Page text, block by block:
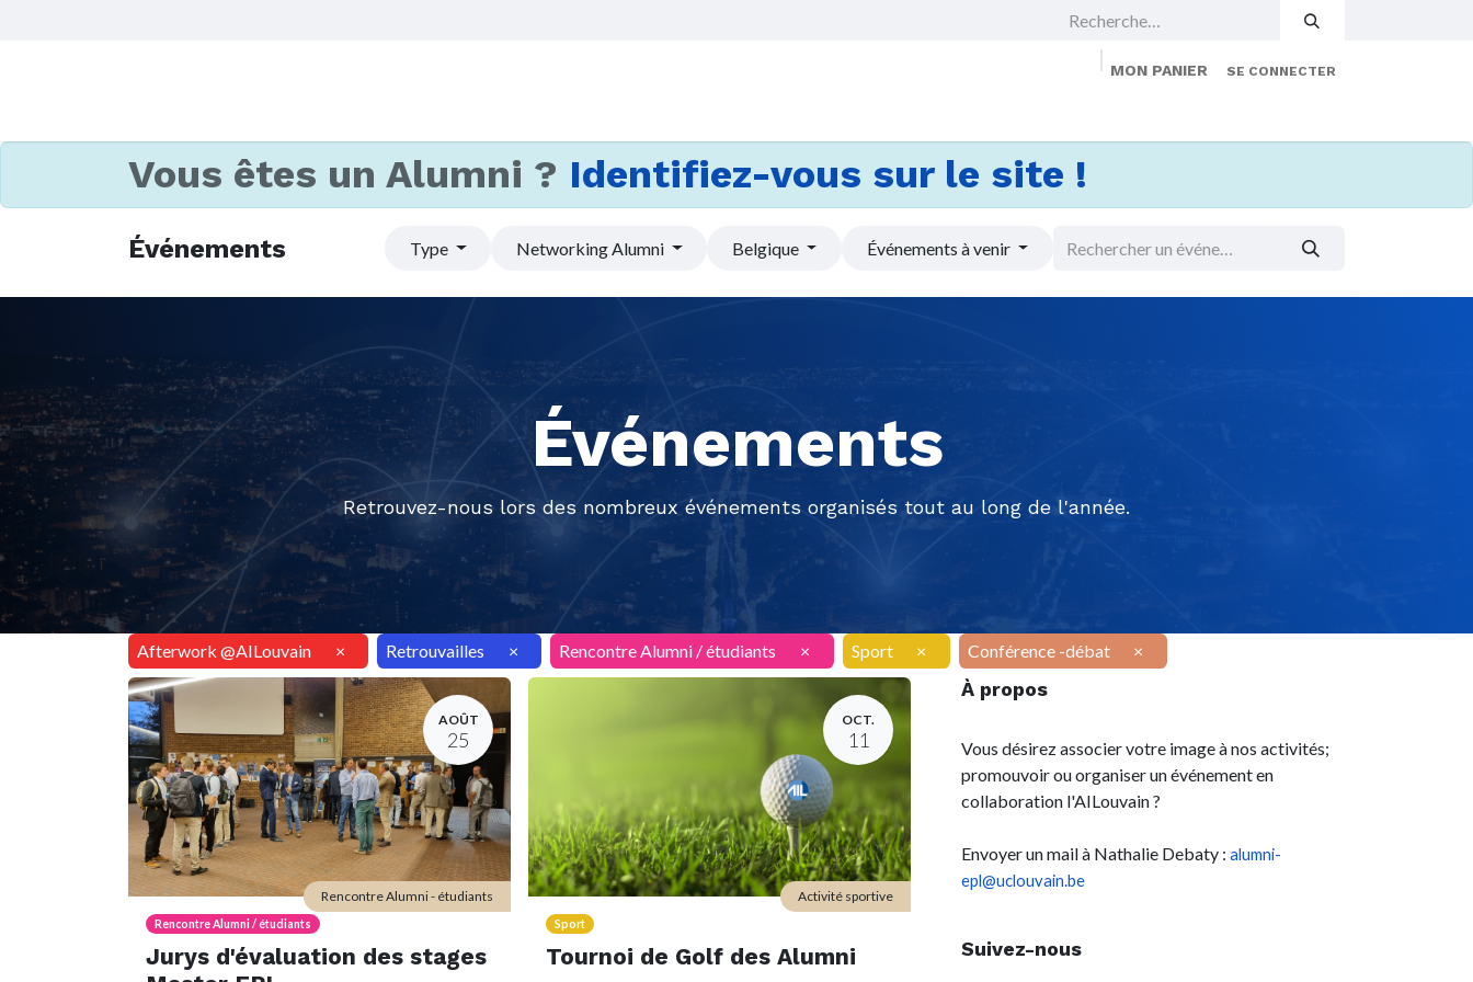
MON PANIER SE CONNECTER
Vous êtes un Alumni ? Identifiez-vous sur le site !
Événements Type Networking Alumni Belgique Événements à venir
Événements
Retrouvez-nous lors des nombreux événements organisés tout au long de l'année.
Afterwork @AILouvain × Retrouvailles × Rencontre Alumni / étudiants × Sport × Conférence -débat ×
AOÛT
25
Rencontre Alumni / étudiants
Jurys d'évaluation des stages
Rencontre Alumni - étudiants
OCT.
11
Sport
Tournoi de Golf des Alumni
Activité sportive
À propos
Vous désirez associer votre image à nos activités;
promouvoir ou organiser un événement en
collaboration l'AILouvain ?
Envoyer un mail à Nathalie Debaty : alumni-
epl@uclouvain.be
Suivez-nous